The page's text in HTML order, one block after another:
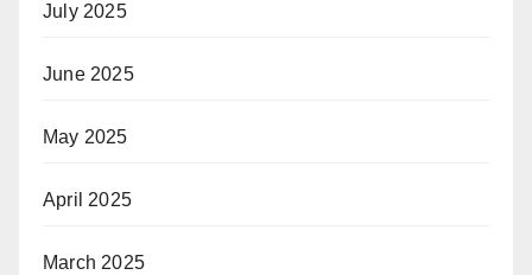
July 2025
June 2025
May 2025
April 2025
March 2025